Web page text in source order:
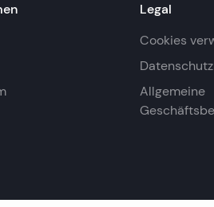
Legal
Cookies
Allgemeine